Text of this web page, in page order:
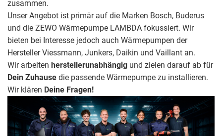
zusammen.
Unser Angebot ist primär auf die Marken Bosch, Buderus
und die ZEWO Wärmepumpe LAMBDA fokussiert. Wir
bieten bei Interesse jedoch auch Wärmepumpen der
Hersteller Viessmann, Junkers, Daikin und Vaillant an.
Wir arbeiten herstellerunabhängig und zielen darauf ab für
Dein Zuhause die passende Wärmepumpe zu installieren.
Wir klären Deine Fragen!